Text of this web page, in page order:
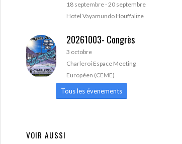
18 septembre-20 septembre
Hotel Vayamundo Houffalize
20261003- Congrès
3 octobre
Charleroi Espace Meeting
Européen (CEME)
Tous les évenements
VOIR AUSSI